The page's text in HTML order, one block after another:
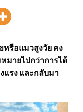
รือแมวสูงวัย คง
มายไปกว่าการได้
รง และกลับมา